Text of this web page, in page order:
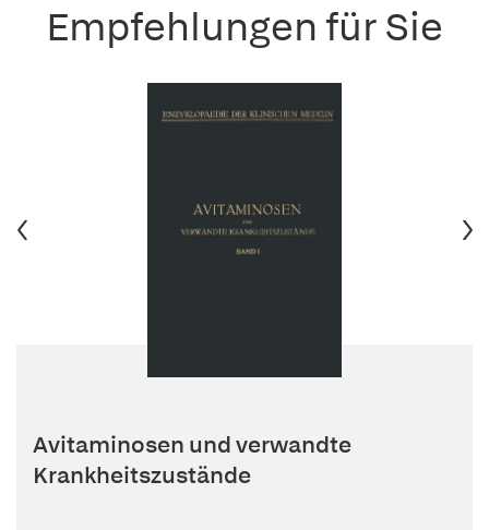
Empfehlungen für Sie
Avitaminosen und verwandte
Krankheitszustände